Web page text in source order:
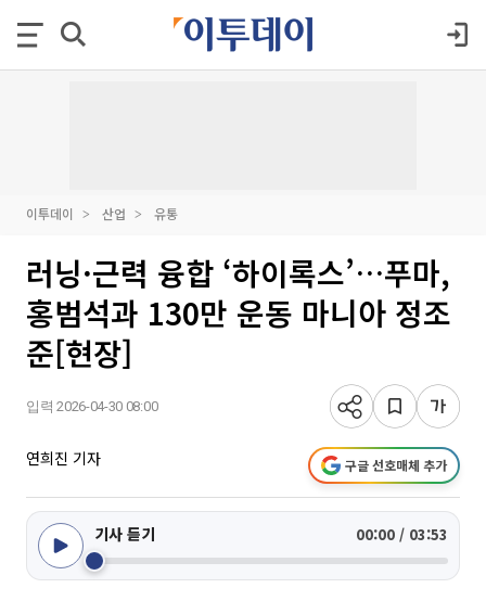
이투데이 산업 유통
러닝·근력 융합 ‘하이록스’…푸마,
홍범석과 130만 운동 마니아 정조
준[현장]
입력 2026-04-30 08:00
연희진 기자 구글 선호매체 추가
기사 듣기 00:00 / 03:53